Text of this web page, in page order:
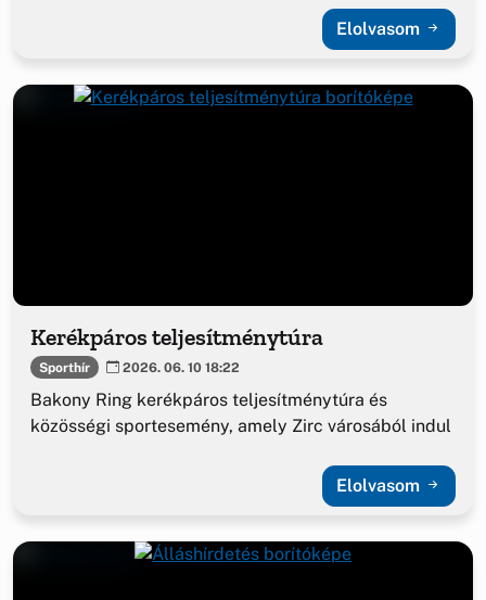
Elolvasom
Kerékpáros teljesítménytúra
Sporthír 2026. 06. 10 18:22
Bakony Ring kerékpáros teljesítménytúra és
közösségi sportesemény, amely Zirc városából indul
Elolvasom